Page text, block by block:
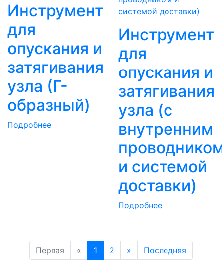
Инструмент
для
опускания и
затягивания
узла (Г-
образный)
Подробнее
Инструмент
для
опускания и
затягивания
узла (с
внутренним
и системой
доставки)
Подробнее
Первая « 1 2 » Последняя